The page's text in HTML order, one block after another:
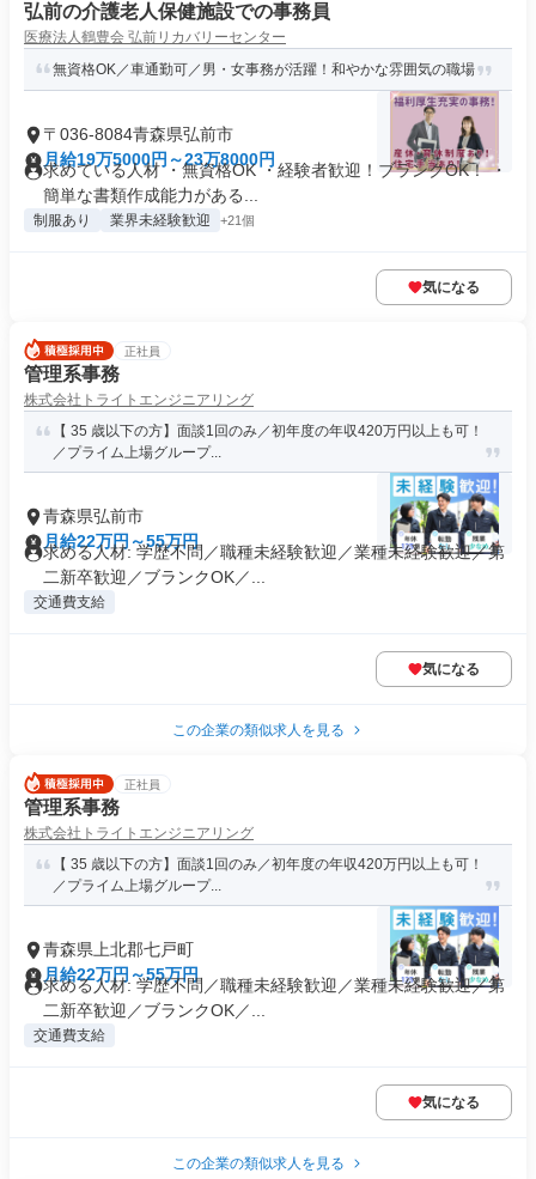
弘前の介護老人保健施設での事務員
医療法人鶴豊会 弘前リカバリーセンター
無資格OK／車通勤可／男・女事務が活躍！和やかな雰囲気の職場
〒036-8084青森県弘前市
月給19万5000円～23万8000円
求めている人材 ・無資格OK ・経験者歓迎！ブランクOK！ ・
簡単な書類作成能力がある...
制服あり 業界未経験歓迎 +21個
気になる
正社員
管理系事務
株式会社トライトエンジニアリング
【 35 歳以下の方】面談1回のみ／初年度の年収420万円以上も可！
／プライム上場グループ...
青森県弘前市
月給22万円～55万円
求める人材: 学歴不問／職種未経験歓迎／業種未経験歓迎／第
二新卒歓迎／ブランクOK／...
交通費支給
気になる
この企業の類似求人を見る
正社員
管理系事務
株式会社トライトエンジニアリング
【 35 歳以下の方】面談1回のみ／初年度の年収420万円以上も可！
／プライム上場グループ...
青森県上北郡七戸町
月給22万円～55万円
求める人材: 学歴不問／職種未経験歓迎／業種未経験歓迎／第
二新卒歓迎／ブランクOK／...
交通費支給
気になる
この企業の類似求人を見る